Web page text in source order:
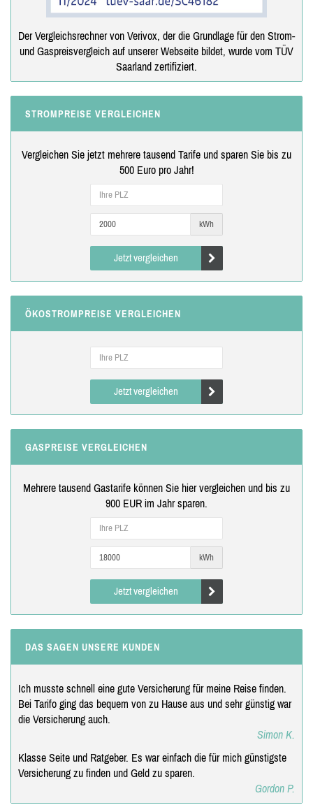
Der Vergleichsrechner von Verivox, der die Grundlage für den Strom-
und Gaspreisvergleich auf unserer Webseite bildet, wurde vom TÜV
Saarland zertifiziert.
STROMPREISE VERGLEICHEN
Vergleichen Sie jetzt mehrere tausend Tarife und sparen Sie bis zu
500 Euro pro Jahr!
kWh
Jetzt vergleichen
ÖKOSTROMPREISE VERGLEICHEN
Jetzt vergleichen
GASPREISE VERGLEICHEN
Mehrere tausend Gastarife können Sie hier vergleichen und bis zu
900 EUR im Jahr sparen.
kWh
Jetzt vergleichen
DAS SAGEN UNSERE KUNDEN
Ich musste schnell eine gute Versicherung für meine Reise finden.
Bei Tarifo ging das bequem von zu Hause aus und sehr günstig war
die Versicherung auch.
Simon K.
Klasse Seite und Ratgeber. Es war einfach die für mich günstigste
Versicherung zu finden und Geld zu sparen.
Gordon P.